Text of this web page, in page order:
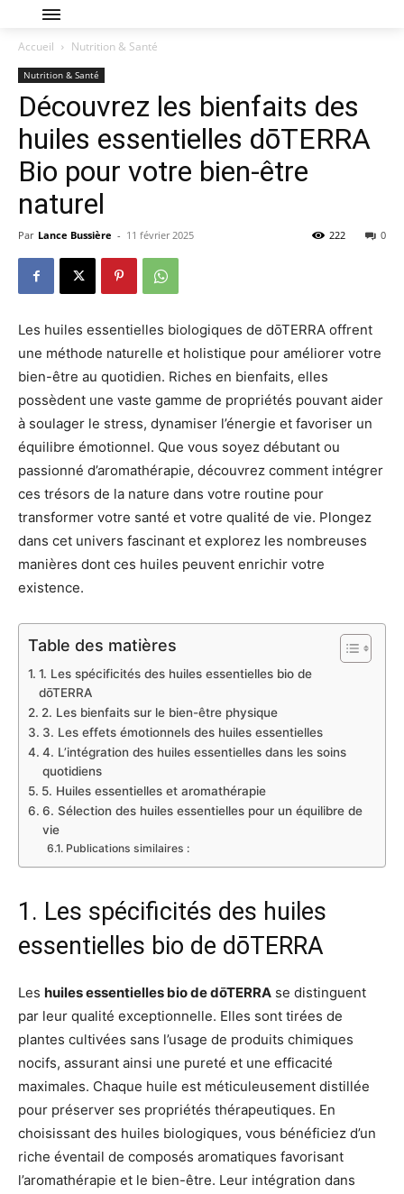
Accueil Nutrition & Santé
Nutrition & Santé
Découvrez les bienfaits des
huiles essentielles dōTERRA
Bio pour votre bien-être
naturel
Par Lance Bussière - 11 février 2025 0
222
Les huiles essentielles biologiques de dōTERRA offrent
une méthode naturelle et holistique pour améliorer votre
bien-être au quotidien. Riches en bienfaits, elles
possèdent une vaste gamme de propriétés pouvant aider
à soulager le stress, dynamiser l’énergie et favoriser un
équilibre émotionnel. Que vous soyez débutant ou
passionné d’aromathérapie, découvrez comment intégrer
ces trésors de la nature dans votre routine pour
transformer votre santé et votre qualité de vie. Plongez
dans cet univers fascinant et explorez les nombreuses
manières dont ces huiles peuvent enrichir votre
existence.
Table des matières
1. Les spécificités des huiles essentielles bio de
dōTERRA
2. Les bienfaits sur le bien-être physique
3. Les effets émotionnels des huiles essentielles
4. L’intégration des huiles essentielles dans les soins
quotidiens
5. Huiles essentielles et aromathérapie
6. Sélection des huiles essentielles pour un équilibre de
vie
Publications similaires :
1. Les spécificités des huiles
essentielles bio de dōTERRA
Les huiles essentielles bio de dōTERRA se distinguent
par leur qualité exceptionnelle. Elles sont tirées de
plantes cultivées sans l’usage de produits chimiques
nocifs, assurant ainsi une pureté et une efficacité
maximales. Chaque huile est méticuleusement distillée
pour préserver ses propriétés thérapeutiques. En
choisissant des huiles biologiques, vous bénéficiez d’un
riche éventail de composés aromatiques favorisant
l’aromathérapie et le bien-être. Leur intégration dans